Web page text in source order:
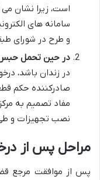
است، زیرا نشان
سامانه های
و طرح در شورای
در حین تحمل حبس
در زندان باشد،
صادرکننده حکم
مفاد تصمیم به
نصب تجهیزات و
مراحل پس از
پس از موافقت مرجع